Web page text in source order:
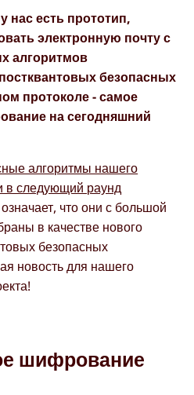
нас есть прототип,
электронную почту с
алгоритмов
безопасных
протоколе - самое
на сегодняшний
алгоритмы нашего
в следующий раунд
что они с большой
в качестве нового
безопасных
новость для нашего
шифрование